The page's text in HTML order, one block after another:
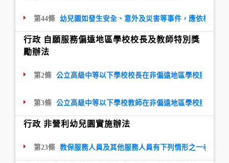
第44條 幼兒園如發生安全、意外及災害等事件，應依相關
行政 自願服務偏遠地區學校校長及教師特別獎
勵辦法
第2條 公立高級中等以下學校校長在非偏遠地區學校服務，
第3條 公立高級中等以下學校教師在非偏遠地區學校服務，
行政 非營利幼兒園實施辦法
第23條 教保服務人員及其他服務人員有下列情形之一者，